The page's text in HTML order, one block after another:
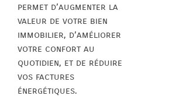
permet d’augmenter la
valeur de votre bien
immobilier, d’améliorer
votre confort au
quotidien, et de réduire
vos factures
énergétiques.